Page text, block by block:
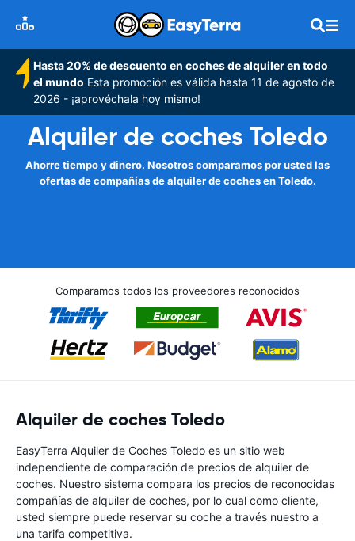
Hasta 20% de descuento en coches de alquiler en todo
el mundo Esta promoción es válida hasta 11 de agosto de
2026 - ¡aprovéchala hoy mismo!
Alquiler de coches Toledo
Ahorre tiempo y dinero. Nosotros comparamos por usted las
ofertas de compañías de alquiler de coches en Toledo.
Comparamos todos los proveedores reconocidos
Alquiler de coches Toledo
EasyTerra Alquiler de Coches Toledo es un sitio web
independiente de comparación de precios de alquiler de
coches. Nuestro sistema compara los precios de reconocidas
compañías de alquiler de coches, por lo cual como cliente,
usted siempre puede reservar su coche a través nuestro a
una tarifa competitiva.